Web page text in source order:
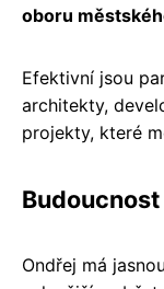
oboru
Efektivní jsou
architekty,
projekty, které
Ondřej má